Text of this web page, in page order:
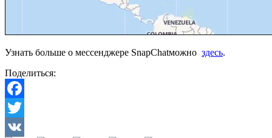
Узнать больше о мессенджере SnapСhatможно здесь.
Поделиться:
Facebook
Twitter